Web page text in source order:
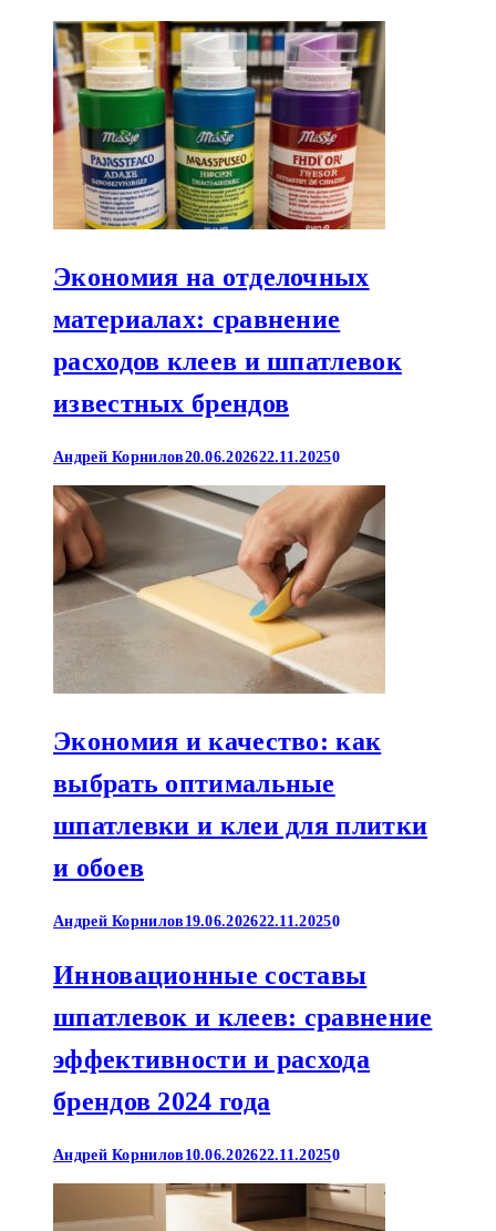
Экономия на отделочных
материалах: сравнение
расходов клеев и шпатлевок
известных брендов
Андрей Корнилов20.06.202622.11.20250
Экономия и качество: как
выбрать оптимальные
шпатлевки и клеи для плитки
и обоев
Андрей Корнилов 19.06.202622.11.20250
Инновационные составы
шпатлевок и клеев: сравнение
эффективности и расхода
брендов 2024 года
Андрей Корнилов 10.06.202622.11.20250